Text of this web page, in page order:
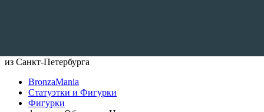
из Санкт-Петербурга
BronzaMania
Статуэтки и Фигурки
Фигурки